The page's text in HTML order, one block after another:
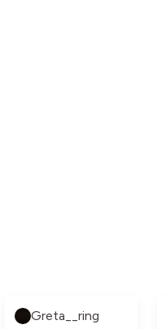
Greta__ring